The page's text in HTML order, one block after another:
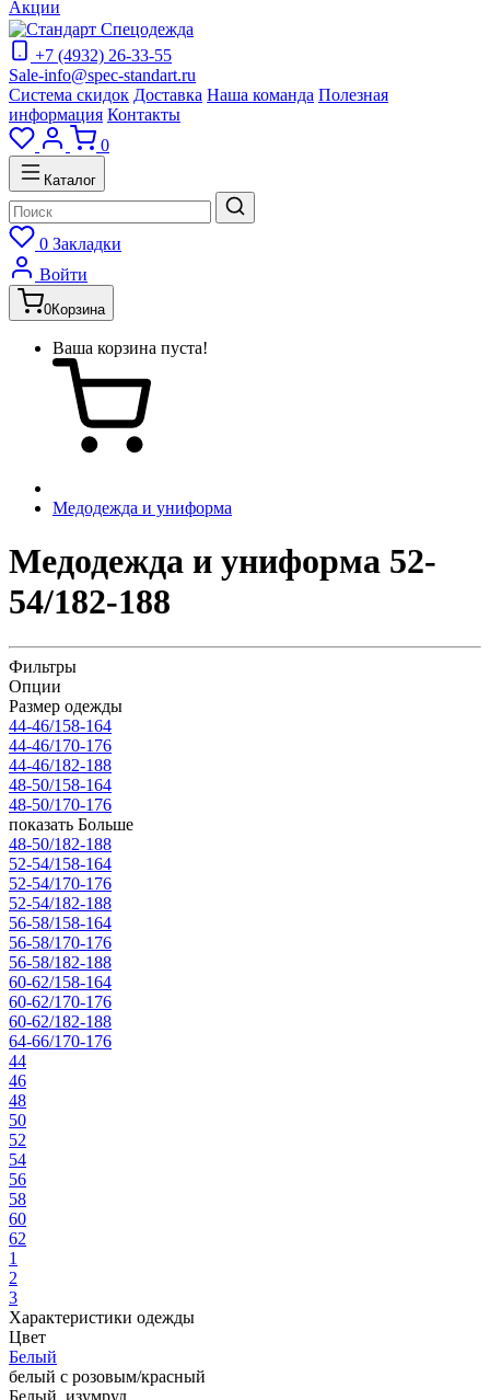
Акции
+7 (4932) 26-33-55
Sale-info@spec-standart.ru
Система скидок Доставка Наша команда Полезная
информация Контакты
0
Каталог
0 Закладки
Войти
0Корзина
Ваша корзина пуста!
Медодежда и униформа
Медодежда и униформа 52-
54/182-188
Фильтры
Опции
Размер одежды
44-46/158-164
44-46/170-176
44-46/182-188
48-50/158-164
48-50/170-176
показать Больше
48-50/182-188
52-54/158-164
52-54/170-176
52-54/182-188
56-58/158-164
56-58/170-176
56-58/182-188
60-62/158-164
60-62/170-176
60-62/182-188
64-66/170-176
44
46
48
50
52
54
56
58
60
62
1
2
3
Характеристики одежды
Цвет
Белый
белый с розовым/красный
Белый, изумруд